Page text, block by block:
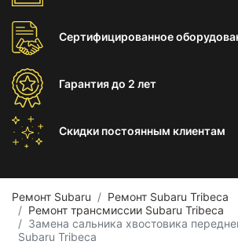
Сертифицированное
Гарантиядо 2 лет
Скидки постоянным клиентам
Ремонт Subaru
Ремонт Subaru Tribeca
Ремонт трансмиссии Subaru Tribeca
Замена сальника хвостовика
Subaru Tribeca